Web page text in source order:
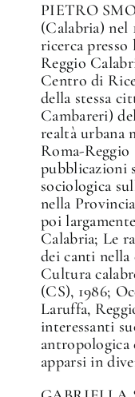
PIETRO
(Calabria) nel
ricerca
Reggio
Centro di
della stessa
Cambareri)
realtà urbana
Roma-Reggio
pubblicazioni
sociologica
nella
poi
Calabria; Le
dei canti nella
Cultura
(CS), 1986;
Laruffa,
interessanti
antropologica
apparsi in